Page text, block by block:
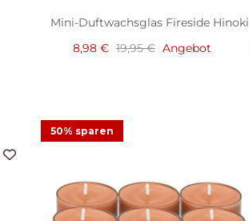
Mini-Duftwachsglas Fireside Hinoki
8,98 € 19,95 € Angebot
50% sparen